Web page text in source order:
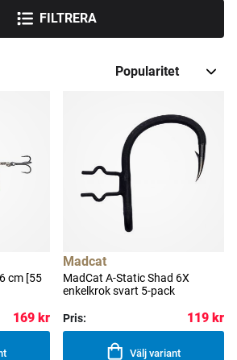
FILTRERA
cm [55
169 kr
Madcat
MadCat A-Static Shad 6X
enkelkrok svart 5-pack
Pris: 119 kr
Välj variant